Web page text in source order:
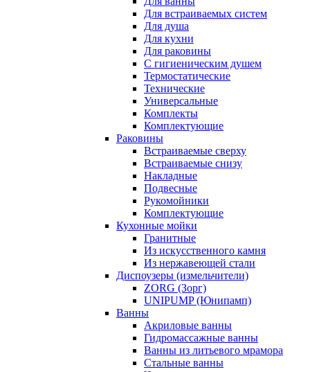
Для встраиваемых систем
Для душа
Для кухни
Для раковины
С гигиеническим душем
Термостатические
Технические
Универсальные
Комплекты
Комплектующие
Раковины
Встраиваемые сверху
Встраиваемые снизу
Накладные
Подвесные
Рукомойники
Комплектующие
Кухонные мойки
Гранитные
Из искусственного камня
Из нержавеющей стали
Диспоузеры (измельчители)
ZORG (Зорг)
UNIPUMP (Юнипамп)
Ванны
Акриловые ванны
Гидромассажные ванны
Ванны из литьевого мрамора
Стальные ванны